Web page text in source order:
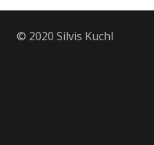
© 2020 Silvis Kuchl